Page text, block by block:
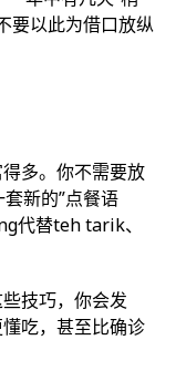
以此为借口放纵
多。你不需要放
新的”点餐语
代替teh tarik、
技巧，你会发
吃，甚至比确诊